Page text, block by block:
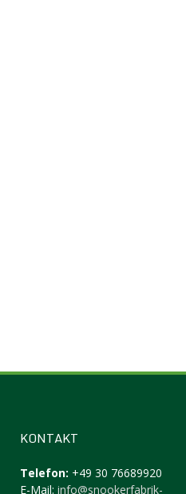
KONTAKT
Telefon: +49 30 76689920
E-Mail: info@snookerfabrik-